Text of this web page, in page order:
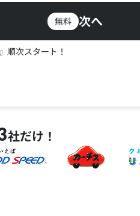
無料 次へ
順次スタート！
社だけ！